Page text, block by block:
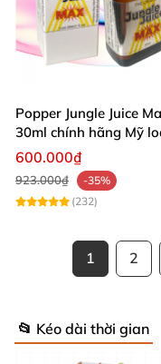
Popper Jungle Juice
30ml chính hãng Mỹ
mạnh cho Top Bot
600.000₫
923.000₫
-35%
(232)
1 2
📂 Kéo dài thời gian